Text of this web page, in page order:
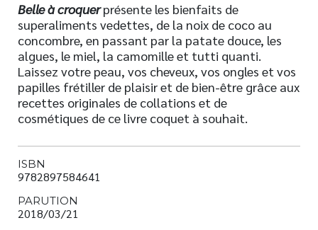
Belle à croquerprésente les bienfaits de
superaliments vedettes, de la noix de coco au
concombre, en passant par la patate douce, les
algues, le miel, la camomille et tutti quanti.
Laissez votre peau, vos cheveux, vos ongles et vos
papilles frétiller de plaisir et de bien-être grâce aux
recettes originales de collations et de
cosmétiques de ce livre coquet à souhait.
ISBN
9782897584641
PARUTION
2018/03/21